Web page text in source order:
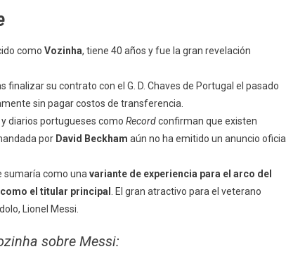
como Vozinha, tiene 40 años y fue la gran revelación
finalizar su contrato con el G. D. Chaves de Portugal el pasado
sin pagar costos de transferencia.
diarios portugueses como Recordconfirman que existen
por David Beckham aún no ha emitido un anuncio oficial
sumaría como una variante de experiencia para el arco del
el titular principal
. El gran atractivo para el veterano
Lionel Messi.
sobre Messi: